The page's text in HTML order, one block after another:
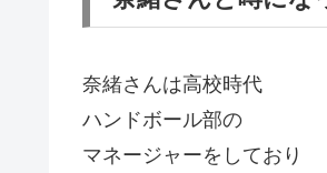
奈緒さんは高校時代
ハンドボール部の
マネージャーをしており